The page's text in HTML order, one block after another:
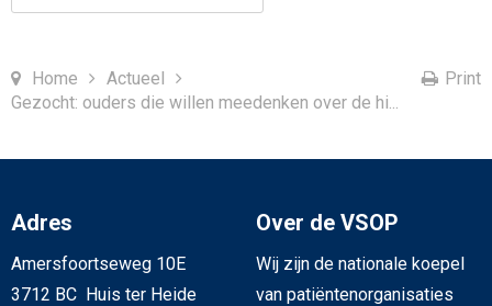
Home
Actueel
Gezocht: ouders die willen meedenken over de hi...
Print
Adres
Amersfoortseweg 10E
3712 BC Huis ter Heide
Over de VSOP
Wij zijn de nationale koepel
van patiëntenorganisaties